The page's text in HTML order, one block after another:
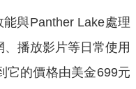
與Panther Lake處理
播放影片等日常使用
它的價格由美金699元